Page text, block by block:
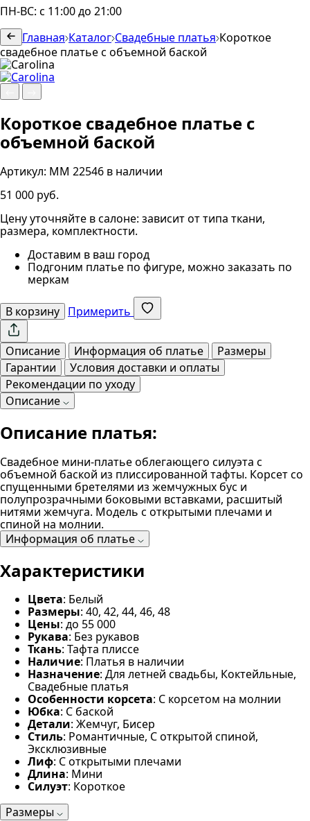
ПН-ВС: с 11:00 до 21:00
Главная Каталог Свадебные платья Короткое
свадебное платье с объемной баской
Короткое свадебное платье с
объемной баской
Артикул: MM 22546 в наличии
51 000 руб.
Цену уточняйте в салоне: зависит от типа ткани,
размера, комплектности.
Доставим в ваш город
Подгоним платье по фигуре, можно заказать по
меркам
В корзину Примерить
Описание Информация об платье
Размеры
Гарантии
Условия доставки и оплаты
Рекомендации по уходу
Описание
Описание платья:
Свадебное мини-платье облегающего силуэта с
объемной баской из плиссированной тафты. Корсет со
спущенными бретелями из жемчужных бус и
полупрозрачными боковыми вставками, расшитый
нитями жемчуга. Модель с открытыми плечами и
спиной на молнии.
Информация об платье
Характеристики
Цвета: Белый
Размеры: 40, 42, 44, 46, 48
Цены: до 55 000
Рукава: Без рукавов
Ткань: Тафта плиссе
Наличие: Платья в наличии
Назначение: Для летней свадьбы, Коктейльные,
Свадебные платья
Особенности корсета: С корсетом на молнии
Юбка: С баской
Детали: Жемчуг, Бисер
Стиль: Романтичные, С открытой спиной,
Эксклюзивные
Лиф: С открытыми плечами
Длина: Мини
Силуэт: Короткое
Размеры